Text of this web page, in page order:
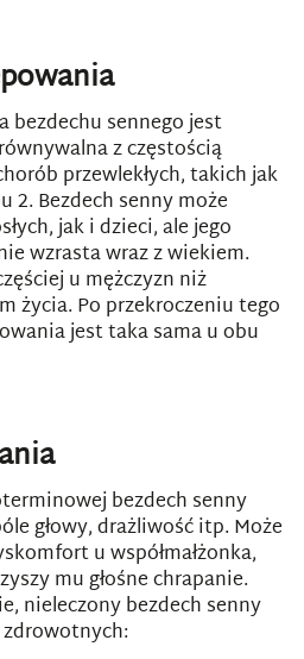
bezdechu sennego jest
z częstością
przewlekłych, takich jak
2. Bezdech senny może
jak i dzieci, ale jego
wzrasta wraz z wiekiem.
u mężczyzn niż
życia. Po przekroczeniu tego
jest taka sama u obu
bezdech senny
głowy, drażliwość itp. Może
u współmałżonka,
mu głośne chrapanie.
nieleczony bezdech senny